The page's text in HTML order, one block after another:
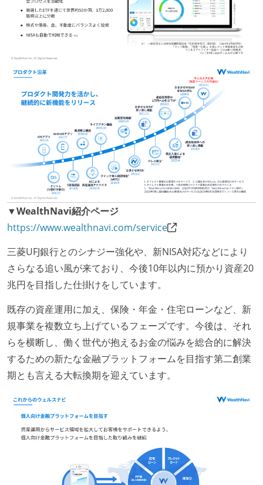
▼WealthNavi紹介ページ
https://www.wealthnavi.com/service
三菱UFJ銀行とのシナジー強化や、新NISA対応などにより
さらなる追い風が来ており、今後10年以内に預かり資産20
兆円を目指した仕掛けをしています。
既存の資産運用に加え、保険・年金・住宅ローンなど、新
規事業を複数立ち上げているフェーズです。今後は、それ
らを横断し、働く世代が抱えるお金の悩みを総合的に解決
するための新たな金融プラットフォームを目指す第二創業
期とも言える大転換期を迎えています。